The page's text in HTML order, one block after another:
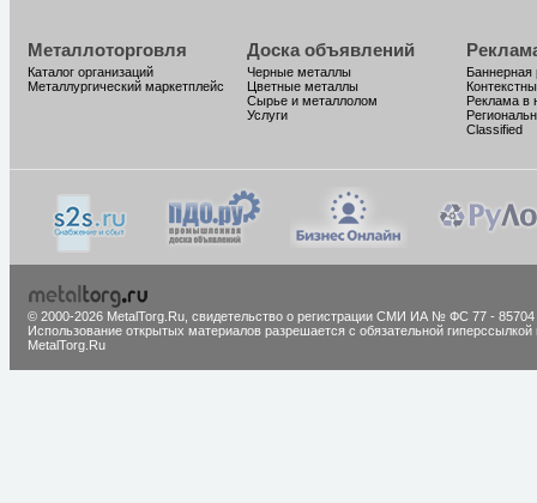
Металлоторговля
Каталог организаций
Металлургический маркетплейс
Доска объявлений
Черные металлы
Цветные металлы
Сырье и металлолом
Услуги
Баннерная
Реклама в
Classified
© 2000-2026 MetalTorg.Ru, cвидетельство о регистрации СМИ ИА № ФС 77 - 85704
Использование открытых материалов разрешается с обязательной гиперссылкой
MetalTorg.Ru